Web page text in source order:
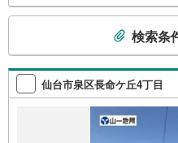
明させて頂きます。各
子様連れのご家族様
0～18:00（定休日火
ご案内も可能ですので
さい！
検
索
条
検索条
仙台市泉区長命ケ丘4丁目